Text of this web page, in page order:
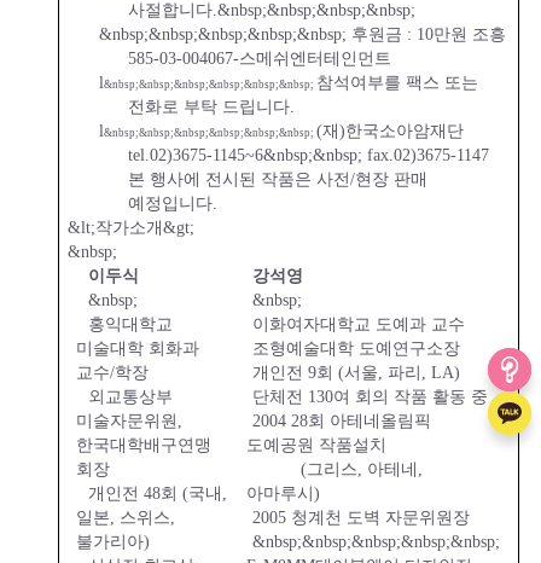
사절합니다.&nbsp;&nbsp;&nbsp;&nbsp;
&nbsp;&nbsp;&nbsp;&nbsp;&nbsp; 후원금 : 10만원 조흥
585-03-004067-스메쉬엔터테인먼트
l&nbsp;&nbsp;&nbsp;&nbsp;&nbsp;&nbsp; 참석여부를 팩스 또는
전화로 부탁 드립니다.
l&nbsp;&nbsp;&nbsp;&nbsp;&nbsp;&nbsp;(재)한국소아암재단
tel.02)3675-1145~6&nbsp;&nbsp;fax.02)3675-1147
본 행사에 전시된 작품은 사전/현장 판매
예정입니다.
&lt;작가소개 &gt;
&nbsp;
이두식
&nbsp;
홍익대학교
미술대학 회화과
교수/학장
외교통상부
미술자문위원 ,
한국대학배구연맹
회장
개인전 48회 (국내 ,
일본, 스위스,
불가리아)
강석영
&nbsp;
이화여자대학교 도예과 교수
조형예술대학 도예연구소장
개인전 9회 (서울, 파리 , LA)
단체전 130여 회의 작품 활동 중
2004 28회 아테네올림픽
도예공원 작품설치
(그리스, 아테네 ,
아마루시 )
2005 청계천 도벽 자문위원장
&nbsp;&nbsp;&nbsp;&nbsp;&nbsp;